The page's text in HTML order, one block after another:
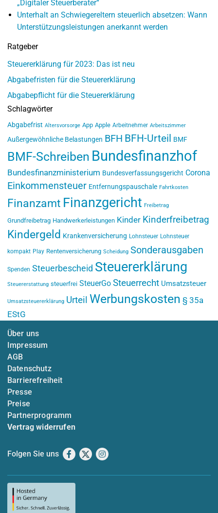
„Digitaler Steuerberater“
Unterhalt an Schwiegereltern steuerlich absetzen: Wann
Unterstützungsleistungen anerkannt werden
Ratgeber
Steuererklärung für 2023: Das ist neu
Abgabefristen für die Steuererklärung
Abgabepflicht für die Steuererklärung
Schlagwörter
Abgabefrist Altersvorsorge App Apple Arbeitnehmer Arbeitszimmer
Außergewöhnliche Belastungen BFH BFH-Urteil BMF
BMF-Schreiben Bundesfinanzhof
Bundesfinanzministerium Bundesverfassungsgericht Corona
Einkommensteuer Entfernungspauschale Fahrtkosten
Finanzamt Finanzgericht Freibetrag
Grundfreibetrag Handwerkerleistungen Kinder Kinderfreibetrag
Kindergeld Krankenversicherung Lohnsteuer Lohnsteuer
kompakt Play Rentenversicherung Scheidung Sonderausgaben
Spenden Steuerbescheid Steuererklärung
Steuererstattung steuerfrei SteuerGo Steuerrecht Umsatzsteuer
Umsatzsteuererklärung Urteil Werbungskosten § 35a
EStG
Über uns
Impressum
AGB
Datenschutz
Barrierefreiheit
Presse
Preise
Partnerprogramm
Vertrag widerrufen
Folgen Sie uns Facebook
X Instagram